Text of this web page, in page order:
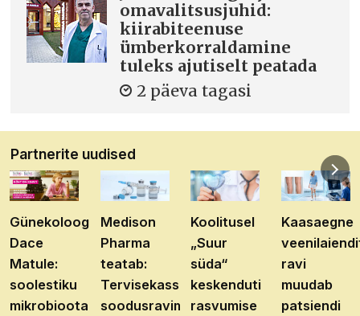
omavalitsusjuhid:
kiirabiteenuse
ümberkorraldamine
tuleks ajutiselt peatada
2 päeva tagasi
Partnerite uudised
Günekoloog
Dace
Matule:
soolestiku
mikrobioota
Medison
Pharma
teatab:
Tervisekassa
soodusravimite
Koolitusel
„Suur
süda“
keskenduti
rasvumise
Kaasaegne
ravi
muudab
patsiendi